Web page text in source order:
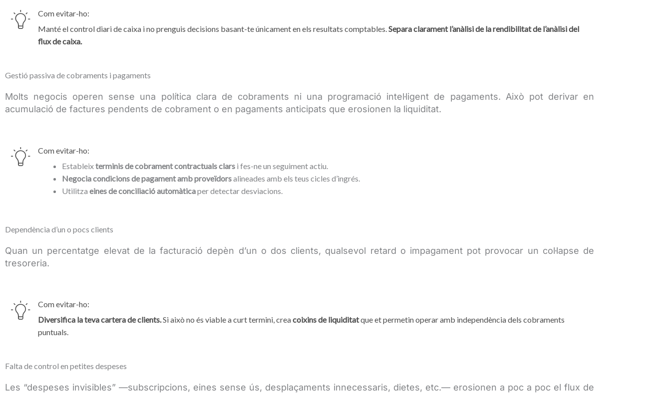
Com evitar-ho:
Manté el control diari de caixa i no prenguis decisions basant-te únicament en els resultats comptables.Separa clarament l’anàlisi de la rendibilitat de l’anàlisi del
flux de caixa.
Gestió passiva de cobraments i pagaments
Molts negocis operen sense una política clara de cobraments ni una programació intel·ligent de pagaments. Això pot derivar en
acumulació de factures pendents de cobrament o en pagaments anticipats que erosionen la liquiditat.
Com evitar-ho:
Estableixterminis de cobrament contractuals clars i fes-ne un seguiment actiu.
Negocia condicions de pagament amb proveïdorsalineades amb els teus cicles d’ingrés.
Utilitza eines de conciliació automàticaper detectar desviacions.
Dependència d’un o pocs clients
Quan un percentatge elevat de la facturació depèn d’un o dos clients, qualsevol retard o impagament pot provocar un col·lapse de
tresoreria.
Com evitar-ho:
Diversifica la teva cartera de clients.Si això no és viable a curt termini, creacoixins de liquiditatque et permetin operar amb independència dels cobraments
puntuals.
Falta de control en petites despeses
Les “despeses invisibles” —subscripcions, eines sense ús, desplaçaments innecessaris, dietes, etc.— erosionen a poc a poc el flux de